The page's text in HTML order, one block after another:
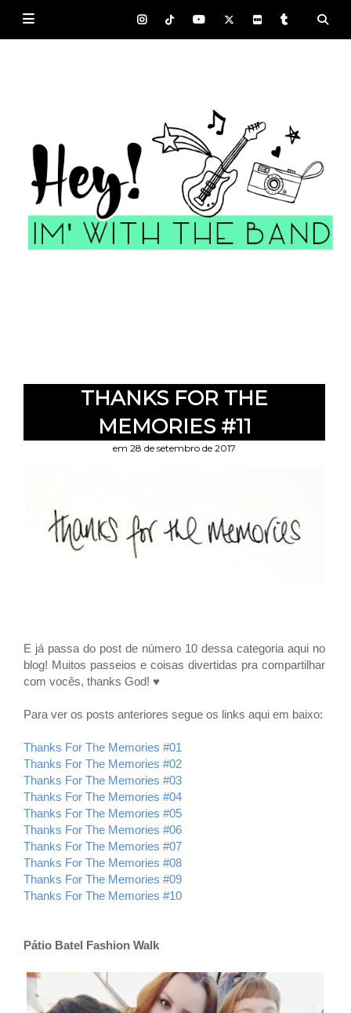
THANKS FOR THE
MEMORIES #11
em 28 de setembro de 2017
E já passa do post de número 10 dessa categoria aqui no
blog! Muitos passeios e coisas divertidas pra compartilhar
com vocês, thanks God! ♥
Para ver os posts anteriores segue os links aqui em baixo:
Thanks For The Memories #01
Thanks For The Memories #02
Thanks For The Memories #03
Thanks For The Memories #04
Thanks For The Memories #05
Thanks For The Memories #06
Thanks For The Memories #07
Thanks For The Memories #08
Thanks For The Memories #09
Thanks For The Memories #10
Pátio Batel Fashion Walk